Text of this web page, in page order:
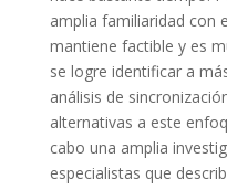
amplia familiaridad con
mantiene factible y es
se logre identificar a
análisis de
alternativas a este
cabo una amplia
especialistas que